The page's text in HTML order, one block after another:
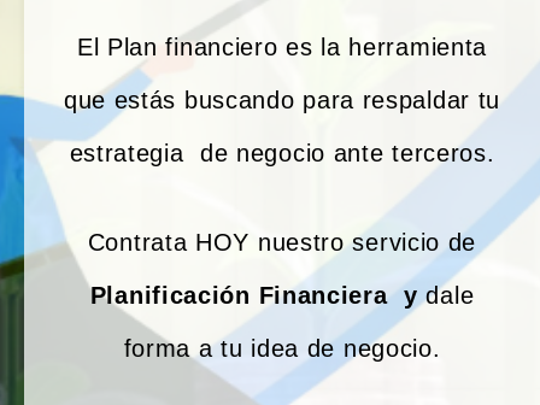
El Plan financiero es la herramienta
que estás buscando para respaldar tu
estrategia de negocio ante terceros.
Contrata HOY nuestro servicio de
Planificación Financiera y dale
forma a tu idea de negocio.